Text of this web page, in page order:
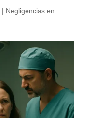
| Negligencias en